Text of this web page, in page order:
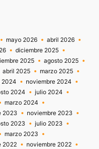
mayo 2026
abril 2026
diciembre 2025
2025
agosto 2025
abril 2025
marzo 2025
2024
noviembre 2024
2024
julio 2024
marzo 2024
2023
noviembre 2023
2023
julio 2023
marzo 2023
2022
noviembre 2022